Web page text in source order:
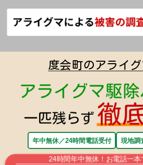
度会町のアライ
年中無休／24時間電話受付 現地調
24時間年中無休！お電話一本